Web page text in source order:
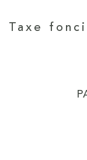
Caractéristiques
Taxe